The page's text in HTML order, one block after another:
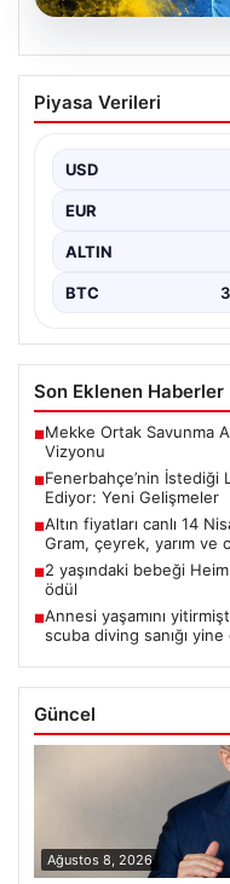
07.08.2026
Trabzonspor da
İtalya Serie A'da
Piyasa Verileri
USD
EUR
ALTIN
BTC
Son Eklenen Haberler
■Mekke Ortak Savunma
Vizyonu
■Fenerbahçe’nin İstediği
Ediyor: Yeni Gelişmeler
■Altın fiyatları canlı 14
Gram, çeyrek, yarım ve
■2 yaşındaki bebeği
ödül
■Annesi yaşamını
scuba diving sanığı yine
Güncel
Ağustos 8, 2026